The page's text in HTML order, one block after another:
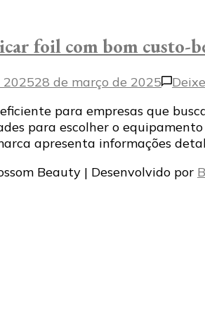
foil com bom custo-
202528 de março de 2025
para empresas que
para escolher o
apresenta informações
Beauty | Desenvolvido por